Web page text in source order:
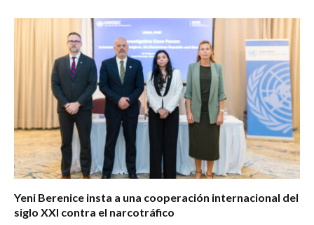
Yeni Berenice insta a una cooperación internacional del
siglo XXI contra el narcotráfico